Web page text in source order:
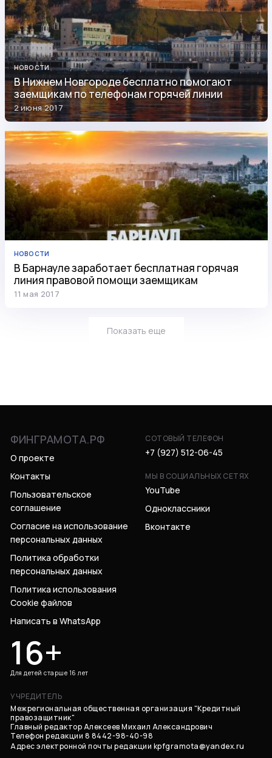
НОВОСТИ
В Нижнем Новгороде бесплатно помогают
заемщикам по телефонам горячей линии
2 июня 2017
НОВОСТИ
В Барнауле заработает бесплатная горячая
линия правовой помощи заемщикам
11 мая 2017
Показать еще
ФИНГРАМОТА.РФ
О проекте
Контакты
Пользовательское
соглашение
Согласие на использование
персональных данных
Политика обработки
персональных данных
Политика использования
Cookie файлов
Написать в WhatsApp
16+
Для детей старше 16 лет
СОТОВЫЙ ТЕЛЕФОН
+7 (927) 512-06-45
МЫ В СОЦИАЛЬНЫХ СЕТЯХ
YouTube
Одноклассники
Вконтакте
УЧРЕДИТЕЛЬ
Межрегиональная общественная организация "Кредитный
правозащитник"
Главный редактор Алексеев Михаил Александрович
Телефон редакции 8 8442-98-40-98
Адрес электронной почты редакции kpfgramota@yandex.ru